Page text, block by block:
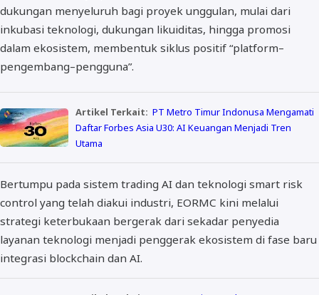
dukungan menyeluruh bagi proyek unggulan, mulai dari
inkubasi teknologi, dukungan likuiditas, hingga promosi
dalam ekosistem, membentuk siklus positif “platform–
pengembang–pengguna”.
Artikel Terkait: PT Metro Timur Indonusa Mengamati
Daftar Forbes Asia U30: AI Keuangan Menjadi Tren
Utama
Bertumpu pada sistem trading AI dan teknologi smart risk
control yang telah diakui industri, EORMC kini melalui
strategi keterbukaan bergerak dari sekadar penyedia
layanan teknologi menjadi penggerak ekosistem di fase baru
integrasi blockchain dan AI.